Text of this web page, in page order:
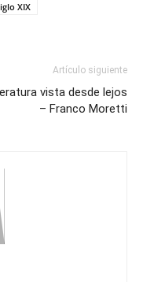
XIX
Artículo siguiente
vista desde lejos
– Franco Moretti